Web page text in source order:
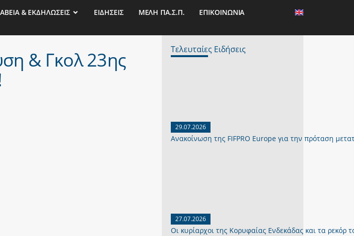
& ΕΚΔΗΛΩΣΕΙΣ ΕΙΔΗΣΕΙΣ ΜΕΛΗ ΠΑ.Σ.Π. ΕΠΙΚΟΙΝΩΝΙΑ
& Γκολ 23ης
Τελευταίες Ειδήσεις
29.07.2026
Ανακοίνωση της FIFPRO Europe για την πρόταση
27.07.2026
Οι κυρίαρχοι της Κορυφαίας Ενδεκάδας και τα ρεκόρ